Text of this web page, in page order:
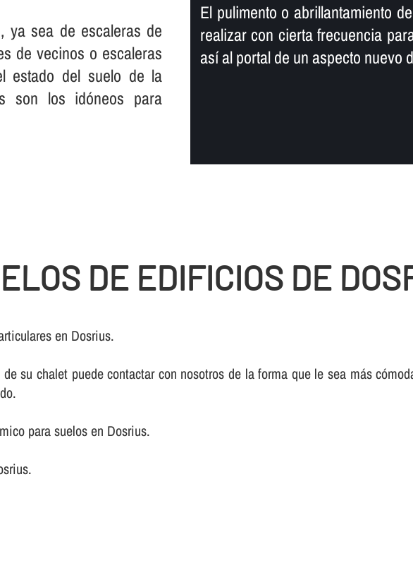
ya sea de escaleras de
de vecinos o escaleras
estado del suelo de la
son los idóneos para
El pulimento o abrillantamiento
realizar con cierta frecuencia
así­ al portal de un aspecto nuevo
DE EDIFICIOS DE
en Dosrius.
su chalet puede contactar con nosotros de la forma que le sea más
para suelos en Dosrius.